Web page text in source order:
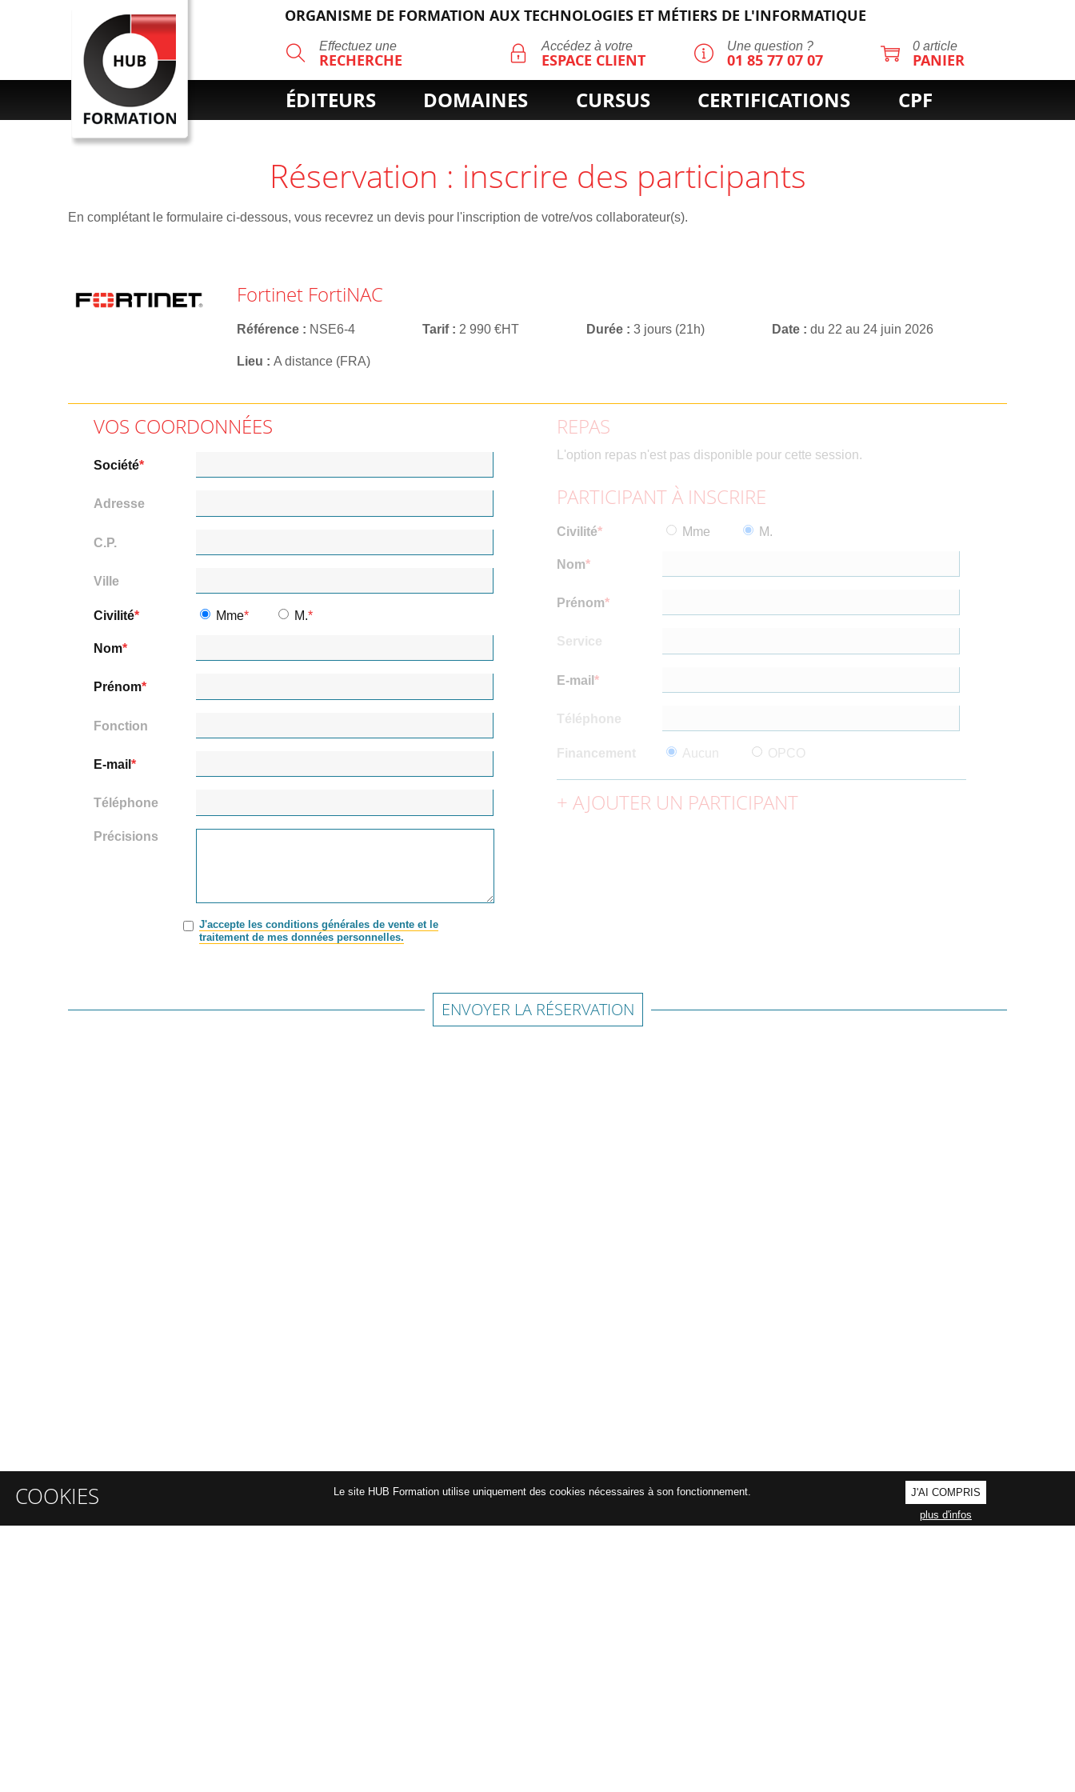
ORGANISME DE FORMATION AUX TECHNOLOGIES ET MÉTIERS DE L'INFORMATIQUE
Effectuez une
RECHERCHE
RECHERCHE Accédez à votre
ESPACE CLIENT
Une question ?
01 85 77 07 07
0 article
PANIER
ÉDITEURS DOMAINES CURSUS CERTIFICATIONS CPF
Réservation : inscrire des participants
En complétant le formulaire ci-dessous, vous recevrez un devis pour l'inscription de votre/vos collaborateur(s).
Fortinet FortiNAC
Référence NSE6-4 Tarif 2 990 €HT Durée 3 jours (21h) Date du 22 au 24 juin 2026
Lieu A distance (FRA)
VOS COORDONNÉES
Société
Adresse
C.P.
Ville
Civilité Mme M.
Nom
Prénom
Fonction
E-mail
Téléphone
Précisions
J'accepte les conditions générales de vente et le
traitement de mes données personnelles.
REPAS
L'option repas n'est pas disponible pour cette session.
PARTICIPANT À INSCRIRE
Civilité Mme M.
Nom
Prénom
Service
E-mail
Téléphone
Financement Aucun OPCO
AJOUTER UN PARTICIPANT
ENVOYER LA RÉSERVATION
COOKIES Le site HUB Formation utilise uniquement des cookies nécessaires à son fonctionnement.
J'AI COMPRIS
plus d'infos